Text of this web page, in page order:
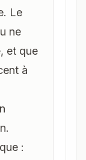
Le
ne
et que
à
: